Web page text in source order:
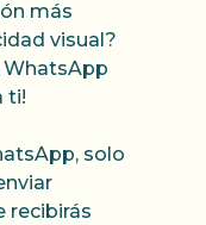
más
visual?
WhatsApp
ti!
solo
recibirás